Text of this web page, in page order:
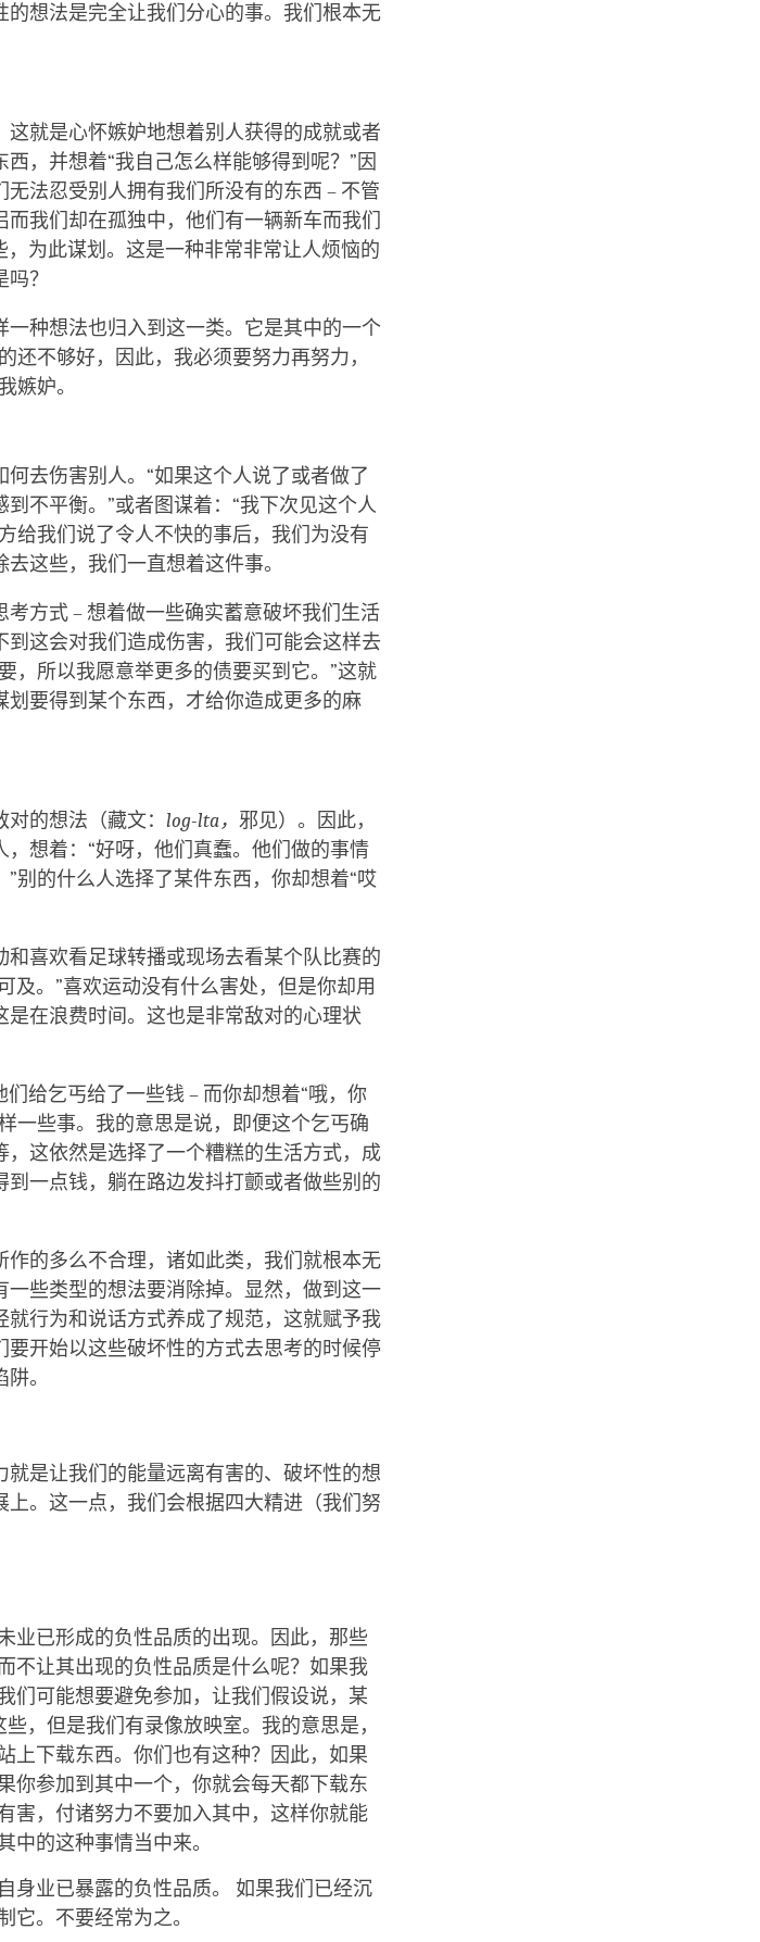
想法是完全让我们分心的事。我们根本无
就是心怀嫉妒地想着别人获得的成就或者
，并想着“我自己怎么样能够得到呢？”因
法忍受别人拥有我们所没有的东西 – 不管
我们却在孤独中，他们有一辆新车而我们
为此谋划。这是一种非常非常让人烦恼的
？
种想法也归入到这一类。它是其中的一个
还不够好，因此，我必须要努力再努力，
嫉妒。
去伤害别人。“如果这个人说了或者做了
不平衡。”或者图谋着：“我下次见这个人
给我们说了令人不快的事后，我们为没有
这些，我们一直想着这件事。
方式 – 想着做一些确实蓄意破坏我们生活
这会对我们造成伤害，我们可能会这样去
，所以我愿意举更多的债要买到它。”这就
要得到某个东西，才给你造成更多的麻
的想法（藏文： log-lta， 邪见）。因此，
想着：“好呀，他们真蠢。他们做的事情
别的什么人选择了某件东西，你却想着“哎
喜欢看足球转播或现场去看某个队比赛的
及。”喜欢运动没有什么害处，但是你却用
在浪费时间。这也是非常敌对的心理状
给乞丐给了一些钱 – 而你却想着“哦，你
一些事。我的意思是说，即便这个乞丐确
这依然是选择了一个糟糕的生活方式，成
一点钱，躺在路边发抖打颤或者做些别的
的多么不合理，诸如此类，我们就根本无
些类型的想法要消除掉。显然，做到这一
行为和说话方式养成了规范，这就赋予我
开始以这些破坏性的方式去思考的时候停
。
是让我们的能量远离有害的、破坏性的想
。这一点，我们会根据四大精进（我们努
业已形成的负性品质的出现。因此，那些
不让其出现的负性品质是什么呢？如果我
们可能想要避免参加，让我们假设说，某
，但是我们有录像放映室。我的意思是，
上下载东西。你们也有这种？因此，如果
你参加到其中一个，你就会每天都下载东
害，付诸努力不要加入其中，这样你就能
中的这种事情当中来。
身业已暴露的负性品质。 如果我们已经沉
它。不要经常为之。